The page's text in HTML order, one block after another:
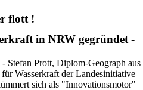
flott !
in NRW gegründet -
Stefan Prott, Diplom-Geograph aus
Wasserkraft der Landesinitiative
sich als "Innovationsmotor"